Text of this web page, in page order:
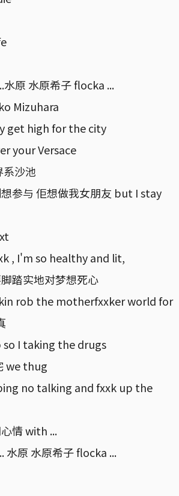
原 水原希子 flocka ...
Mizuhara
get high for the city
your Versace
系沙池
参与 佢想做我女朋友 but I stay
, I'm so healthy and lit,
踏实地对梦想死心
rob the motherfxxker world for
I taking the drugs
we thug
no talking and fxxk up the
情 with ...
水原 水原希子 flocka ...